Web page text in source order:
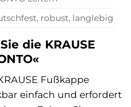
robust, langlebig
die KRAUSE
Fußkappe
einfach und erfordert